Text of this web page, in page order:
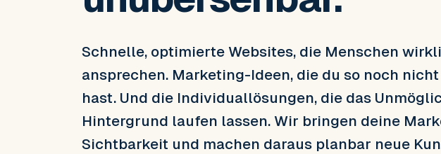
Schnelle, optimierte Websites, die Menschen
ansprechen. Marketing-Ideen, die du so noch
hast. Und die Individuallösungen, die das
Hintergrund laufen lassen. Wir bringen deine
Sichtbarkeit und machen daraus planbar neue